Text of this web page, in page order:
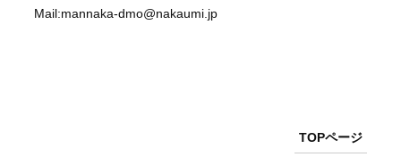
Mail:mannaka-dmo@nakaumi.jp
TOPページ